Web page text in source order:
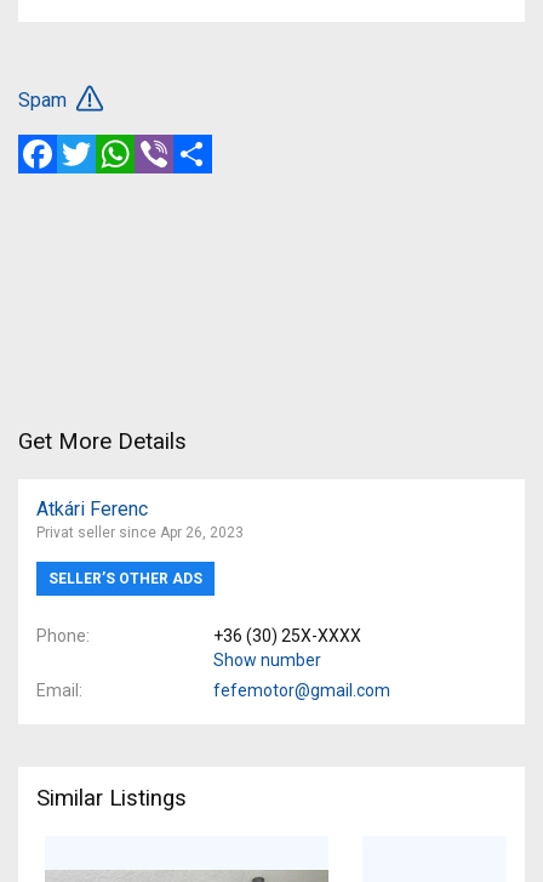
Spam
FacebookTwitterWhatsApp
Viber
Get More Details
Atkári Ferenc
Privat seller since Apr 26, 2023
SELLER’S OTHER ADS
Phone
+36 (30) 25X-XXXX
Show number
Email
fefemotor@gmail.com
Similar Listings